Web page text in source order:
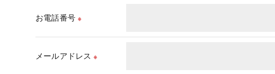
お電話番号 ※
メールアドレス ※